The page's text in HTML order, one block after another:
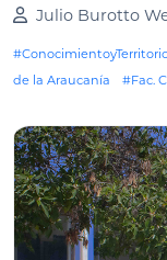
Julio Burotto
de la Araucanía
#Fac.